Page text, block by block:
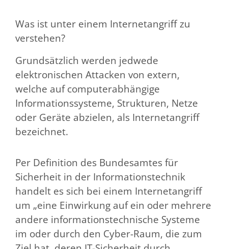
Was ist unter einem Internetangriff zu
verstehen?
Grundsätzlich werden jedwede
elektronischen Attacken von extern,
welche auf computerabhängige
Informationssysteme, Strukturen, Netze
oder Geräte abzielen, als Internetangriff
bezeichnet.
Per Definition des Bundesamtes für
Sicherheit in der Informationstechnik
handelt es sich bei einem Internetangriff
um „eine Einwirkung auf ein oder mehrere
andere informationstechnische Systeme
im oder durch den Cyber-Raum, die zum